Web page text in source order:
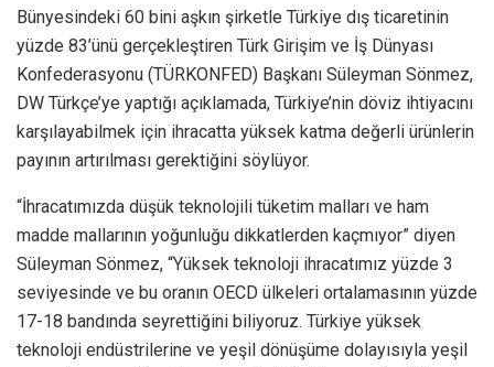
Bünyesindeki 60 bini aşkın şirketle Türkiye dış ticaretinin
yüzde 83’ünü gerçekleştiren Türk Girişim ve İş Dünyası
Konfederasyonu (TÜRKONFED) Başkanı Süleyman Sönmez,
DW Türkçe’ye yaptığı açıklamada, Türkiye’nin döviz ihtiyacını
karşılayabilmek için ihracatta yüksek katma değerli ürünlerin
payının artırılması gerektiğini söylüyor.
“İhracatımızda düşük teknolojili tüketim malları ve ham
madde mallarının yoğunluğu dikkatlerden kaçmıyor” diyen
Süleyman Sönmez, “Yüksek teknoloji ihracatımız yüzde 3
seviyesinde ve bu oranın OECD ülkeleri ortalamasının yüzde
17-18 bandında seyrettiğini biliyoruz. Türkiye yüksek
teknoloji endüstrilerine ve yeşil dönüşüme dolayısıyla yeşil